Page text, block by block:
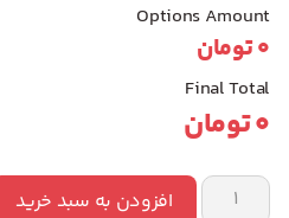
Options Amount
0تومان
Final Total
0تومان
افزودن به سبد خرید